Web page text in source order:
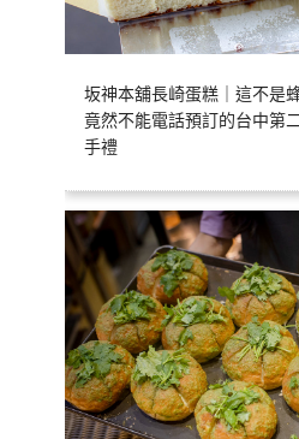
坂神本舖長崎蛋糕｜這不是
竟然不能電話預訂的台中第
手禮